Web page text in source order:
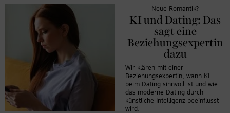
Neue Romantik?
KI und Dating: Das
sagt eine
Beziehungsexpertin
dazu
Wir klären mit einer
Beziehungsexpertin, wann KI
beim Dating sinnvoll ist und wie
das moderne Dating durch
künstliche Intelligenz beeinflusst
wird.